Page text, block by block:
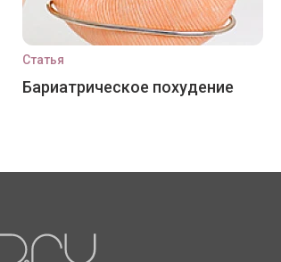
Статья
Бариатрическое похудение